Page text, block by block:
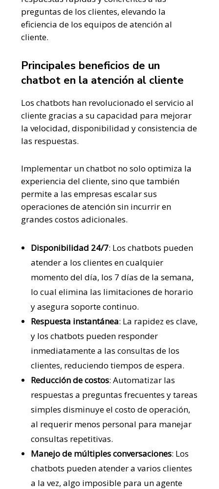
preguntas de los clientes, elevando la
eficiencia de los equipos de atención al
cliente.
Principales beneficios de un
chatbot en la atención al cliente
Los chatbots han revolucionado el servicio al
cliente gracias a su capacidad para mejorar
la velocidad, disponibilidad y consistencia de
las respuestas.
Implementar un chatbot no solo optimiza la
experiencia del cliente, sino que también
permite a las empresas escalar sus
operaciones de atención sin incurrir en
grandes costos adicionales.
Disponibilidad 24/7: Los chatbots pueden
atender a los clientes en cualquier
momento del día, los 7 días de la semana,
lo cual elimina las limitaciones de horario
y asegura soporte continuo.
Respuesta instantánea: La rapidez es clave,
y los chatbots pueden responder
inmediatamente a las consultas de los
clientes, reduciendo tiempos de espera.
Reducción de costos: Automatizar las
respuestas a preguntas frecuentes y tareas
simples disminuye el costo de operación,
al requerir menos personal para manejar
consultas repetitivas.
Manejo de múltiples conversaciones: Los
chatbots pueden atender a varios clientes
a la vez, algo imposible para un agente